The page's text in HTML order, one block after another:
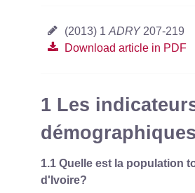
(2013) 1ADRY207-219
Download article in PDF
1 Les
démographiques
1.1 Quelle est la population
d'Ivoire?